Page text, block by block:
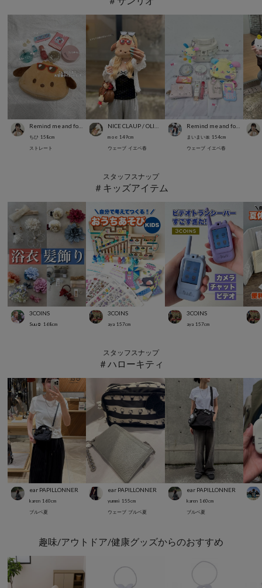
ちひ 158cm
ストレート
m o e 149cm
ウェーブ イエベ春
Remind me and forever
まいまい🎀 154cm
ウェーブ イエベ春
スタッフスナップ
＃キッズアイテム
3COINS
Suu☺︎ 168cm
3COINS
aya 157cm
3COINS
aya 157cm
スタッフスナップ
＃ハローキティ
ear PAPILLONNER
karen 160cm
ブルベ夏
ear PAPILLONNER
yummi 155cm
ウェーブ ブルベ夏
ear PAPILLONNER
karen 160cm
ブルベ夏
趣味/アウトドア/健康グッズからのおすすめ